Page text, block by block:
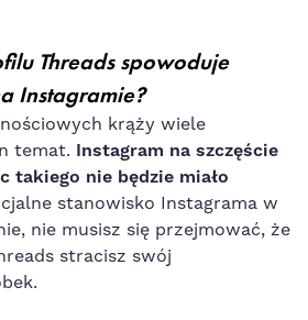
Threads spowoduje
Instagramie?
krąży wiele
temat. Instagram na szczęście
takiego nie będzie miało
stanowisko Instagrama w
nie musisz się przejmować, że
stracisz swój